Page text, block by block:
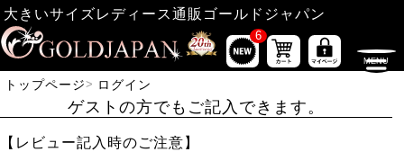
大きいサイズレディース通販ゴールドジャパン
6
トップページ ログイン
ゲストの方でもご記入できます。
【レビュー記入時のご注意】